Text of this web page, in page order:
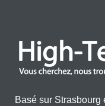
Basé sur